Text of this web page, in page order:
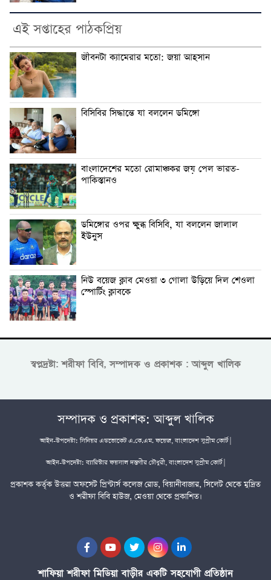
এই সপ্তাহের পাঠকপ্রিয়
জীবনটা ক্যামেরার মতো: জয়া আহসান
বিসিবির সিদ্ধান্তে যা বললেন ডমিঙ্গো
বাংলাদেশের মতো রোমাঞ্চকর জয় পেল ভারত-
পাকিস্তানও
ডমিঙ্গোর ওপর ক্ষুব্ধ বিসিবি, যা বললেন জালাল
ইউনুস
নিউ বয়েজ ক্লাব মেওয়া ৩ গোলা উড়িয়ে দিল শেওলা
স্পোর্টিং ক্লাবকে
স্বপ্নদ্রষ্টা: শরীফা বিবি, সম্পাদক ও প্রকাশক : আব্দুল খালিক
সম্পাদক ও প্রকাশক: আব্দুল খালিক
আইন-উপদেষ্টা: সিনিয়র এডভোকেট এ.কে.এম. ফয়েজ, বাংলাদেশ সুপ্রীম কোর্ট |
আইন-উপদেষ্টা: ব্যারিস্টার ফয়সাল দস্তগীর চৌধুরী, বাংলাদেশ সুপ্রীম কোর্ট |
প্রকাশক কর্তৃক উত্তরা অফসেট প্রিন্টার্স কলেজ রোড, বিয়ানীবাজার, সিলেট থেকে মুদ্রিত
ও শরীফা বিবি হাউজ, মেওয়া থেকে প্রকাশিত।
শাফিয়া শরীফা মিডিয়া বাড়ীর একটি সহযোগী প্রতিষ্ঠান